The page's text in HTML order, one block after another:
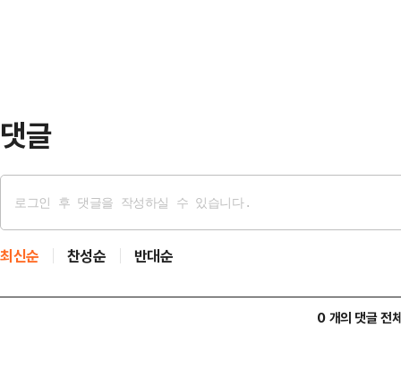
댓글
최신순 찬성순 반대순
0 개의 댓글 전